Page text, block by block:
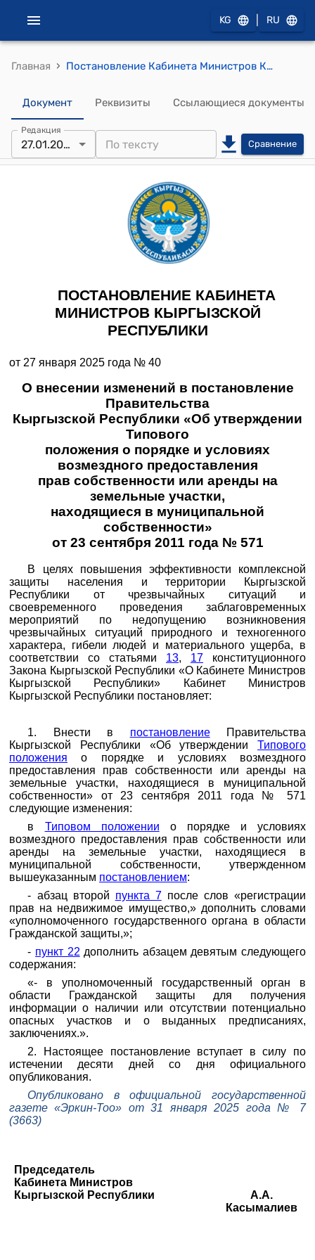
KG RU
Главная › Постановление Кабинета Министров КР от 27 января 2025 года № 40 "О внесении изменений в постановление Правительства Кыргызской Республики "Об утверждении Типового положения о порядке и условиях возмездного предоставления прав собственности или аренды на земельные участки, находящиеся в муниципальной собственности" от 23 сентября 2011 года № 571"
Документ Реквизиты Ссылающиеся документы
Редакция
27.01.2025 Сравнение